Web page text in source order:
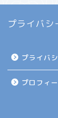
プライバシ
プライバ
プロフィ